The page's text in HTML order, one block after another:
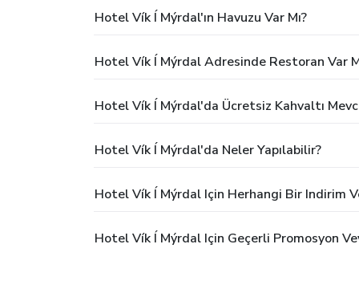
Hotel Vík Í Mýrdal'ın Havuzu Var Mı?
Hotel Vík Í Mýrdal Adresinde Restoran Var
Hotel Vík Í Mýrdal'da Ücretsiz Kahvaltı
Hotel Vík Í Mýrdal'da Neler Yapılabilir?
Hotel Vík Í Mýrdal Için Herhangi Bir Indirim
Hotel Vík Í Mýrdal Için Geçerli Promosyon